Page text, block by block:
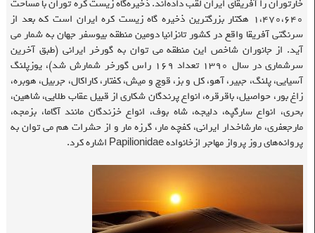
خارتوران را آفریقای ایران لقب داده‌اند. ذخیره‌گاه زیست کره توران با مساحت
۱،۴۷۰،۶۴۰ هکتار بزرگترین ذخیره گاه زیست کره ایران است که بعد از
سرنگتی آفریقا واقع در کشور تانزانیا دومین منطقه بیوسفر جهان به شمار می
آید. از جانوران شاخص این منطقه می توان به گورخر ایرانی (طبق آخرین
سرشماری در سال ۱۳۹۰ تعداد ۱۶۹ راس گورخر شمارش شد)، یوزپلنگ
آسیایی، پلنگ، جبیر، آهو، کل و بز، قوچ و میش، کفتار، کاراکال، جربیل، هوبره،
زاغ بور، حواصیل، باقرقره، انواع پرندگان شکاری از قبیل عقاب طلایی، شاهین،
بحری، انواع ‌سارگپه، د‌لیجه، شاه بوف، انواع خزندگان مانند آگاما، بزمجه،
مارجعفری، مارشاخد‌ار ایرانی، کفچه‌ مار، گرزه مار و از حشرات هم می توان به
پروانه‌های ‌روز پرواز مهاجر ازخانواد‌ه Papilionidae اشاره‌ کرد.